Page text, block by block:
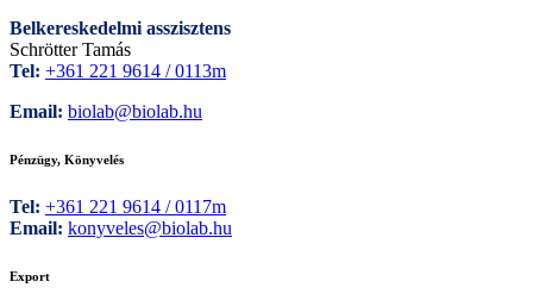
Belkereskedelmi asszisztens
Schrötter Tamás
Tel: +361 221 9614 / 0113m
Email: biolab@biolab.hu
Pénzügy, Könyvelés
Tel: +361 221 9614 / 0117m
Email: konyveles@biolab.hu
Export